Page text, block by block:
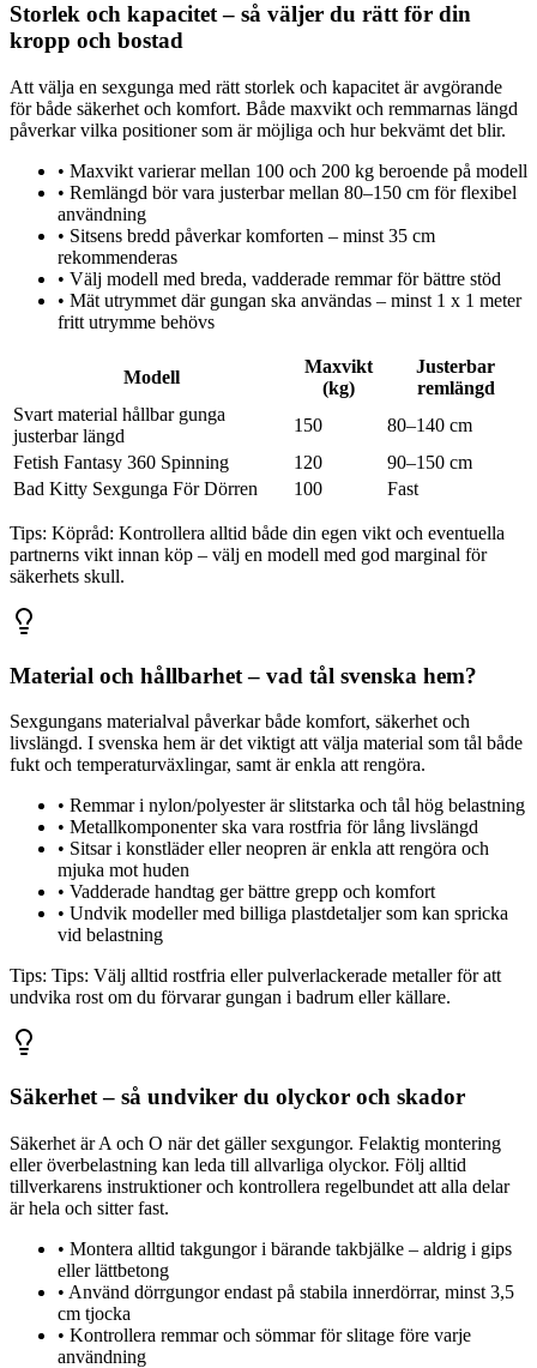
Storlek och kapacitet – så väljer du rätt för din
kropp och bostad
Att välja en sexgunga med rätt storlek och kapacitet är avgörande
för både säkerhet och komfort. Både maxvikt och remmarnas längd
påverkar vilka positioner som är möjliga och hur bekvämt det blir.
• Maxvikt varierar mellan 100 och 200 kg beroende på modell
• Remlängd bör vara justerbar mellan 80–150 cm för flexibel
användning
• Sitsens bredd påverkar komforten – minst 35 cm
rekommenderas
• Välj modell med breda, vadderade remmar för bättre stöd
• Mät utrymmet där gungan ska användas – minst 1 x 1 meter
fritt utrymme behövs
Modell
Maxvikt
(kg)
Justerbar
remlängd
Svart material hållbar gunga
justerbar längd
150
80–140 cm
Fetish Fantasy 360 Spinning
120
90–150 cm
Bad Kitty Sexgunga För Dörren
100 Fast
Tips: Köpråd: Kontrollera alltid både din egen vikt och eventuella
partnerns vikt innan köp – välj en modell med god marginal för
säkerhets skull.
Material och hållbarhet – vad tål svenska hem?
Sexgungans materialval påverkar både komfort, säkerhet och
livslängd. I svenska hem är det viktigt att välja material som tål både
fukt och temperaturväxlingar, samt är enkla att rengöra.
• Remmar i nylon/polyester är slitstarka och tål hög belastning
• Metallkomponenter ska vara rostfria för lång livslängd
• Sitsar i konstläder eller neopren är enkla att rengöra och
mjuka mot huden
• Vadderade handtag ger bättre grepp och komfort
• Undvik modeller med billiga plastdetaljer som kan spricka
vid belastning
Tips: Tips: Välj alltid rostfria eller pulverlackerade metaller för att
undvika rost om du förvarar gungan i badrum eller källare.
Säkerhet – så undviker du olyckor och skador
Säkerhet är A och O när det gäller sexgungor. Felaktig montering
eller överbelastning kan leda till allvarliga olyckor. Följ alltid
tillverkarens instruktioner och kontrollera regelbundet att alla delar
är hela och sitter fast.
• Montera alltid takgungor i bärande takbjälke – aldrig i gips
eller lättbetong
• Använd dörrgungor endast på stabila innerdörrar, minst 3,5
cm tjocka
• Kontrollera remmar och sömmar för slitage före varje
användning